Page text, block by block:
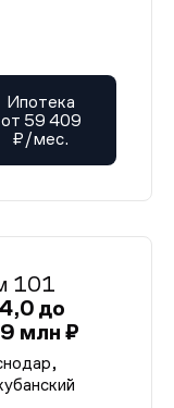
Ипотека
от 59 409
₽/мес.
101
до
млн ₽